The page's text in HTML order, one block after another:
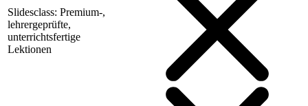
Slidesclass: Premium-,
lehrergeprüfte,
unterrichtsfertige
Lektionen